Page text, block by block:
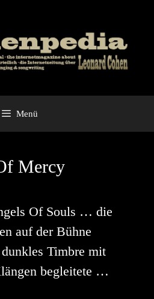
Menü
Mercy
Of Souls … die
auf der Bühne
Timbre mit
begleitete …